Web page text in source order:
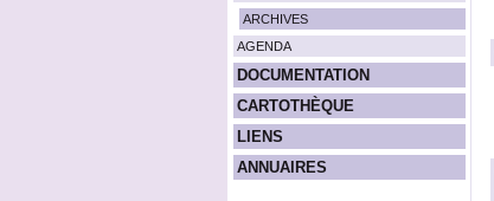
ARCHIVES
AGENDA
DOCUMENTATION
CARTOTHÈQUE
LIENS
ANNUAIRES